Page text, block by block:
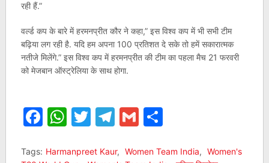
रही हैं.”
वर्ल्ड कप के बारे में हरमनप्रीत कौर ने कहा,” इस विश्व कप में भी सभी टीम
बढ़िया लग रही है. यदि हम अपना 100 प्रतिशत दे सके तो हमें सकारात्मक
नतीजे मिलेंगे.” इस विश्व कप में हरमनप्रीत की टीम का पहला मैच 21 फरवरी
को मेजबान ऑस्ट्रेलिया के साथ होगा.
Facebook
WhatsApp
Twitter
Telegram
GmailShare
Tags: Harmanpreet Kaur, Women Team India, Women's